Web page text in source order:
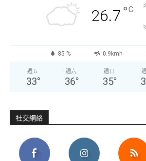
26.7 °C
85 % 0.9kmh
週五
33°
週六
36°
週日
35°
社交網絡